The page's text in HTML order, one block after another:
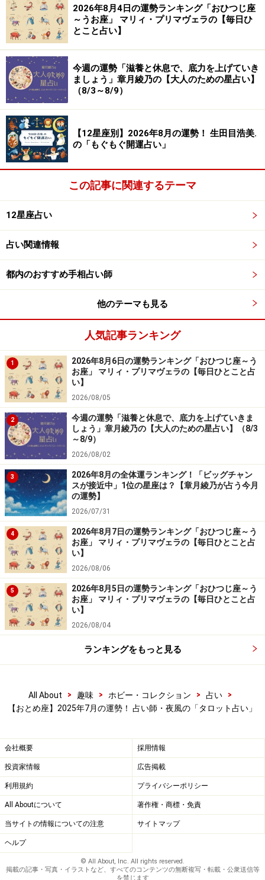
2026年8月4日の運勢ランキング「おひつじ座
～うお座」 マリィ・プリマヴェラの【毎日ひ
とこと占い】
今週の運勢「滋養と休息で、底力を上げていき
ましょう」章月綾乃の【大人のための星占い】
（8/3～8/9）
【12星座別】2026年8月の運勢！ 生田目浩美.
の「もぐもぐ開運占い」
この記事に関連するテーマ
12星座占い
占い関連情報
都内のおすすめ手相占い師
他のテーマも見る
人気記事ランキング
1
2026年8月6日の運勢ランキング「おひつじ座～う
お座」 マリィ・プリマヴェラの【毎日ひとこと占
い】
2026/08/05
2
今週の運勢「滋養と休息で、底力を上げていきま
しょう」章月綾乃の【大人のための星占い】（8/3
～8/9）
2026/08/02
3
2026年8月の全体運ランキング！「ビッグチャン
スが接近中」1位の星座は？【章月綾乃が占う今月
の運勢】
2026/07/31
4
2026年8月7日の運勢ランキング「おひつじ座～う
お座」 マリィ・プリマヴェラの【毎日ひとこと占
い】
2026/08/06
5
2026年8月5日の運勢ランキング「おひつじ座～う
お座」 マリィ・プリマヴェラの【毎日ひとこと占
い】
2026/08/04
ランキングをもっと見る
All About > 趣味 > ホビー・コレクション > 占い
>
【おとめ座】2025年7月の運勢！ 占い師・夜風の「タロット占い」
会社概要 採用情報
投資家情報 広告掲載
利用規約 プライバシーポリシー
All Aboutについて 著作権・商標・免責
当サイトの情報についての注意 サイトマップ
ヘルプ
© All About, Inc. All rights reserved.
掲載の記事・写真・イラストなど、すべてのコンテンツの無断複写・転載・公衆送信等
を禁じます